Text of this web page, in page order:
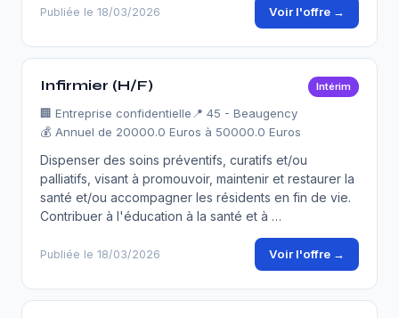
Publiée le 18/03/2026 Voir l'offre →
Infirmier (H/F) Intérim
🏢 Entreprise confidentielle 📍 45 - Beaugency
💰 Annuel de 20000.0 Euros à 50000.0 Euros
Dispenser des soins préventifs, curatifs et/ou
palliatifs, visant à promouvoir, maintenir et restaurer la
santé et/ou accompagner les résidents en fin de vie.
Contribuer à l'éducation à la santé et à …
Publiée le 18/03/2026 Voir l'offre →